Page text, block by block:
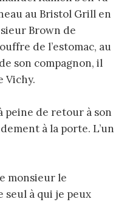
au Bristol Grill en
Brown de
de l’estomac, au
son compagnon, il
Vichy.
peine de retour à son
à la porte. L’un
monsieur le
seul à qui je peux